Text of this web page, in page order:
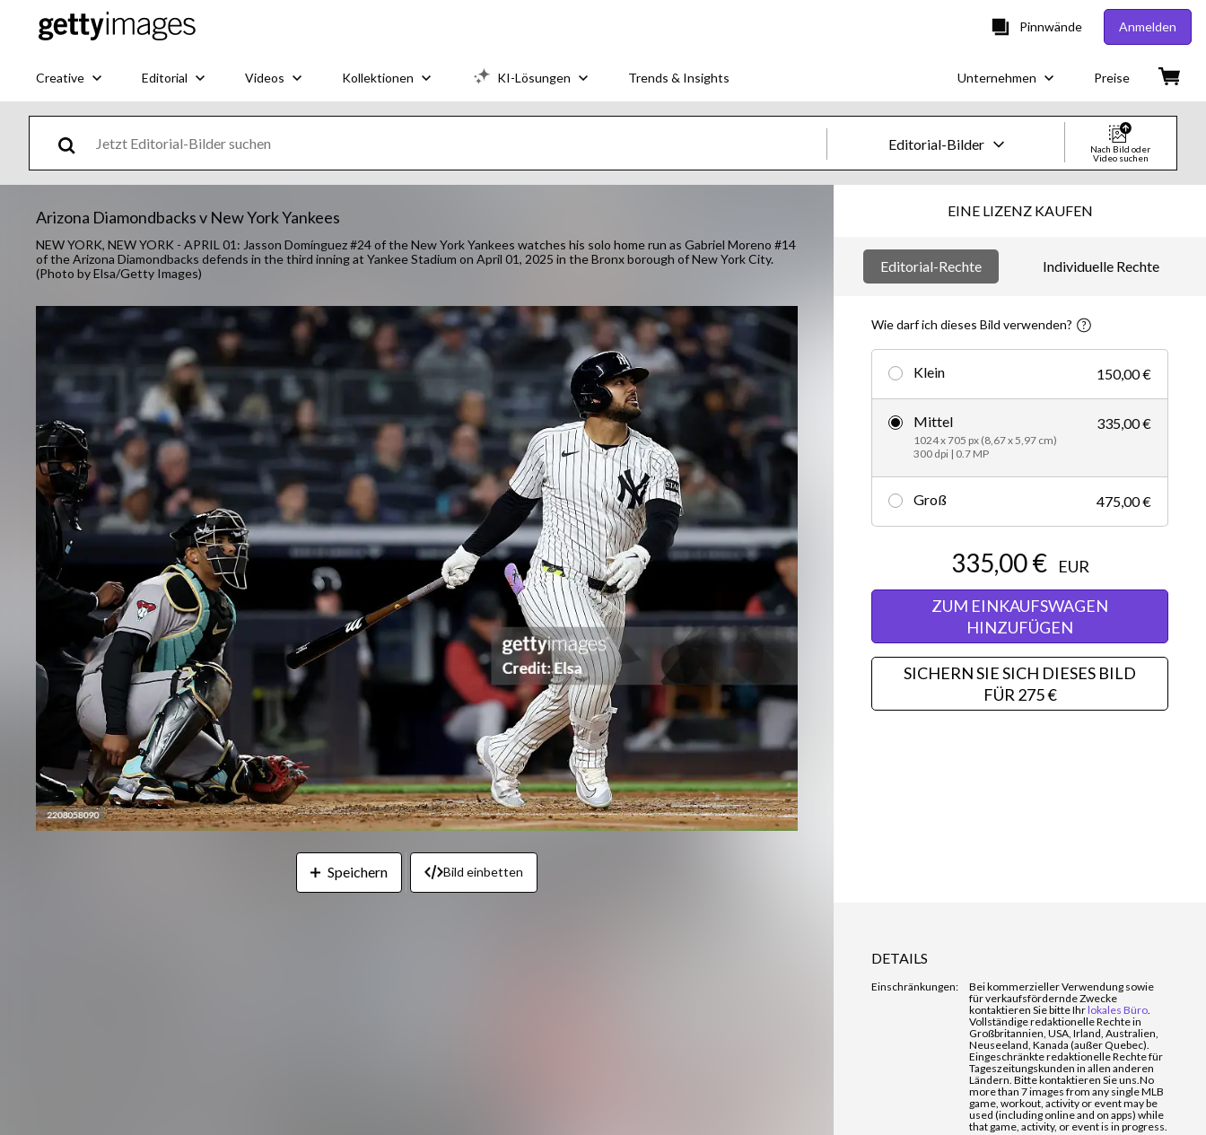
Pinnwände Anmelden
Creative Editorial Videos Kollektionen KI-Lösungen Trends & Insights Unternehmen Preise
Editorial-Bilder
Bilder
Creative
Videos
Creative
Editorial
Nach Bild oder
Video suchen
Arizona Diamondbacks v New York Yankees
NEW YORK, NEW YORK - APRIL 01: Jasson Domínguez #24 of the New York Yankees watches his solo home run as Gabriel Moreno #14
of the Arizona Diamondbacks defends in the third inning at Yankee Stadium on April 01, 2025 in the Bronx borough of New York City.
(Photo by Elsa/Getty Images)
Speichern Bild einbetten
EINE LIZENZ KAUFEN
Editorial-Rechte Individuelle Rechte
Wie darf ich dieses Bild verwenden?
Klein 150,00 €
Mittel
1024 x 705 px (8,67 x 5,97 cm)
300 dpi | 0.7 MP
335,00 €
Groß 475,00 €
335,00 €
EUR
ZUM EINKAUFSWAGEN
HINZUFÜGEN
SICHERN SIE SICH DIESES BILD
FÜR 275 €
DETAILS
Einschränkungen:
Bei kommerzieller Verwendung sowie
für verkaufsfördernde Zwecke
kontaktieren Sie bitte Ihrlokales Büro.
Vollständige redaktionelle Rechte in
Großbritannien, USA, Irland, Australien,
Neuseeland, Kanada (außer Quebec).
Eingeschränkte redaktionelle Rechte für
Tageszeitungskunden in allen anderen
Ländern. Bitte kontaktieren Sie uns.No
more than 7 images from any single MLB
game, workout, activity or event may be
used (including online and on apps) while
that game, activity, or event is in progress.